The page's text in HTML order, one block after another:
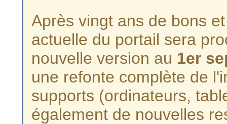
Après vingt ans de bons
actuelle du portail sera
nouvelle version au 1er
une refonte complète de
supports (ordinateurs,
également de nouvelles